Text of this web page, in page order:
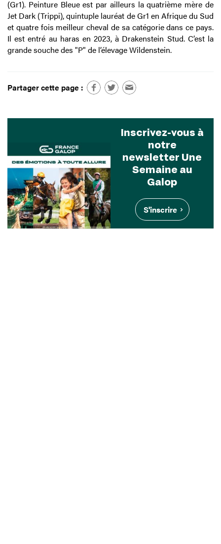
(Gr1). Peinture Bleue est par ailleurs la quatrième mère de
Jet Dark (Trippi), quintuple lauréat de Gr1 en Afrique du Sud
et quatre fois meilleur cheval de sa catégorie dans ce pays.
Il est entré au haras en 2023, à Drakenstein Stud. C’est la
grande souche des "P" de l’élevage Wildenstein.
Partager cette page :
Inscrivez-vous à
notre
newsletter Une
Semaine au
Galop
S'inscrire